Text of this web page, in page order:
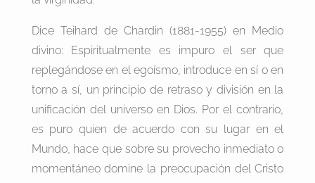
Dice Teihard de Chardin (1881-1955) en Medio
divino: Espiritualmente es impuro el ser que
replegándose en el egoísmo, introduce en sí o en
torno a sí, un principio de retraso y división en la
unificación del universo en Dios. Por el contrario,
es puro quien de acuerdo con su lugar en el
Mundo, hace que sobre su provecho inmediato o
momentáneo domine la preocupación del Cristo